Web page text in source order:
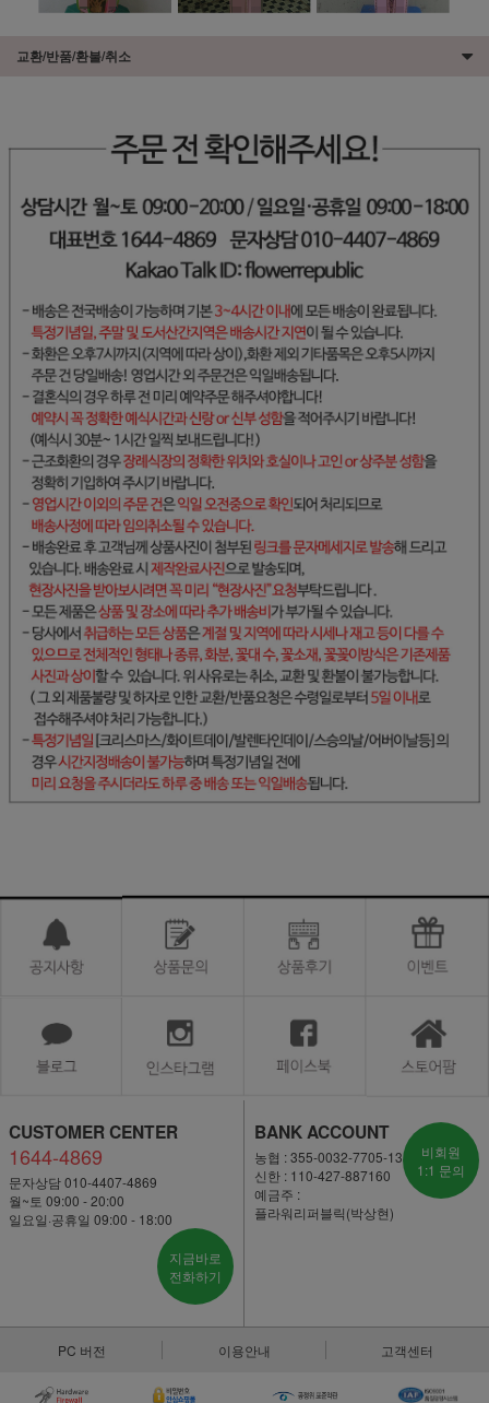
교환/반품/환불/취소
CUSTOMER CENTER
1644-4869
문자상담 010-4407-4869
월~토 09:00 - 20:00
일요일·공휴일 09:00 - 18:00
지금바로
전화하기
BANK ACCOUNT
농협 : 355-0032-7705-13
신한 : 110-427-887160
예금주 :
플라워리퍼블릭(박상현)
비회원
1:1 문의
PC 버전 이용안내 고객센터